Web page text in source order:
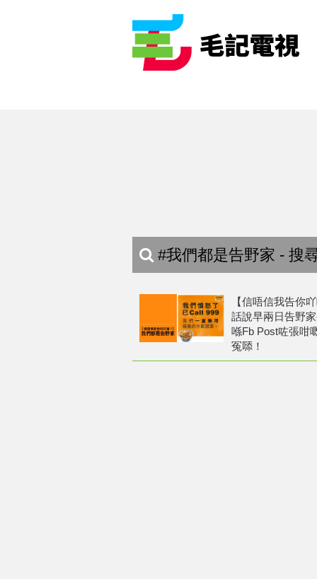
#我們都是告野家 - 搜
【信唔信我告你
話說早兩日告野
喺Fb Post咗張咁
冤𠻹！